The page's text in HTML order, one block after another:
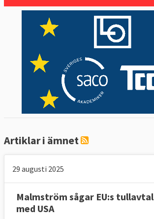
Artiklar i ämnet
29 augusti 2025
Malmström sågar EU:s tullavtal
med USA